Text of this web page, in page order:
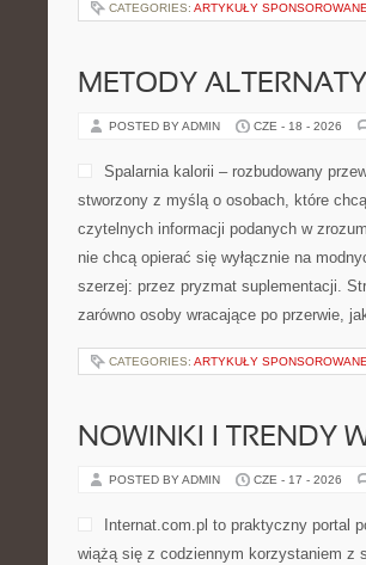
CATEGORIES: ARTYKUŁY SPONSOROWANE
METODY
POSTED BY ADMIN CZE - 18 - 2026
Spalarnia kalorii – rozbudowany
stworzony z myślą o osobach, które
czytelnych informacji podanych w
nie chcą opierać się wyłącznie na
szerzej: przez pryzmat suplementacji.
zarówno osoby wracające po przerwie,
CATEGORIES: ARTYKUŁY SPONSOROWANE
NOWINKI I TRENDY
POSTED BY ADMIN CZE - 17 - 2026
Internat.com.pl to praktyczny portal
wiążą się z codziennym korzystaniem z